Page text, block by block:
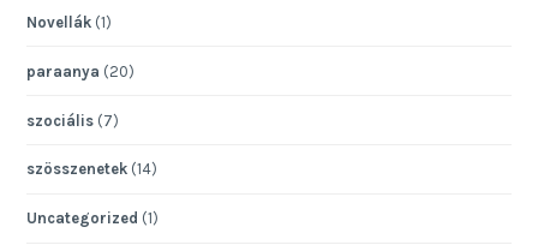
Novellák (1)
paraanya (20)
szociális (7)
szösszenetek (14)
Uncategorized (1)